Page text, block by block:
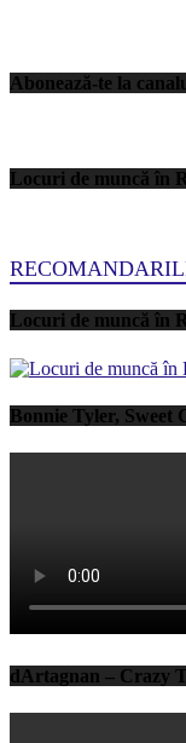
Abonează-te la
Locuri de muncă în
Locuri de muncă în
Bonnie Tyler, Sweet
dArtagnan – Crazy